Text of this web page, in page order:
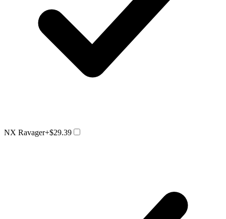
NX Ravager+$29.39